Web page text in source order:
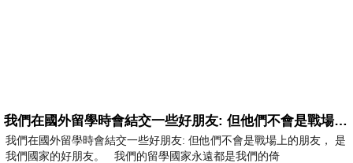
我們在國外留學時會結交一些好朋友: 但他們不會是戰場上的朋友
我們在國外留學時會結交一些好朋友: 但他們不會是戰場上的朋友， 是
我們國家的好朋友。 我們的留學國家永遠都是我們的倚